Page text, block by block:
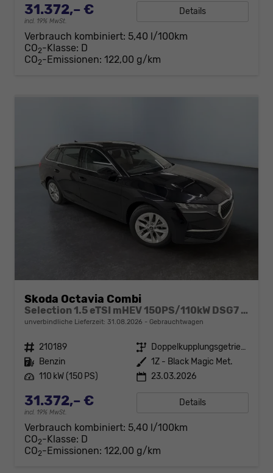
31.372,– €
incl. 19% MwSt.
Details
Verbrauch kombiniert: 5,40 l/100km
CO2-Klasse: D
CO2-Emissionen: 122,00 g/km
Skoda Octavia Combi
Selection 1.5 eTSI mHEV 150PS/110kW DSG7 2026 +AHK+SUNSET+3-ZONE+RFK+KESSY+EL.HECK+BHZ. LENKRAD
unverbindliche Lieferzeit: 31.08.2026 Gebrauchtwagen
Fahrzeugnr. 210189 Getriebe
Doppelkupplungsgetriebe (DSG)
Kraftstoff Benzin Außenfarbe 1Z - Black Magic Met.
Leistung 110 kW (150 PS) 23.03.2026
31.372,– €
incl. 19% MwSt.
Details
Verbrauch kombiniert: 5,40 l/100km
CO2-Klasse: D
CO2-Emissionen: 122,00 g/km